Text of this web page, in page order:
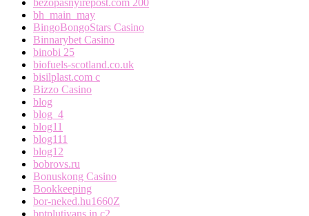
bezopasnyirepost.com 200
bh_main_may
BingoBongoStars Casino
Binnarybet Casino
binobi 25
biofuels-scotland.co.uk
bisilplast.com c
Bizzo Casino
blog
blog_4
blog11
blog111
blog12
bobrovs.ru
Bonuskong Casino
Bookkeeping
bor-neked.hu1660Z